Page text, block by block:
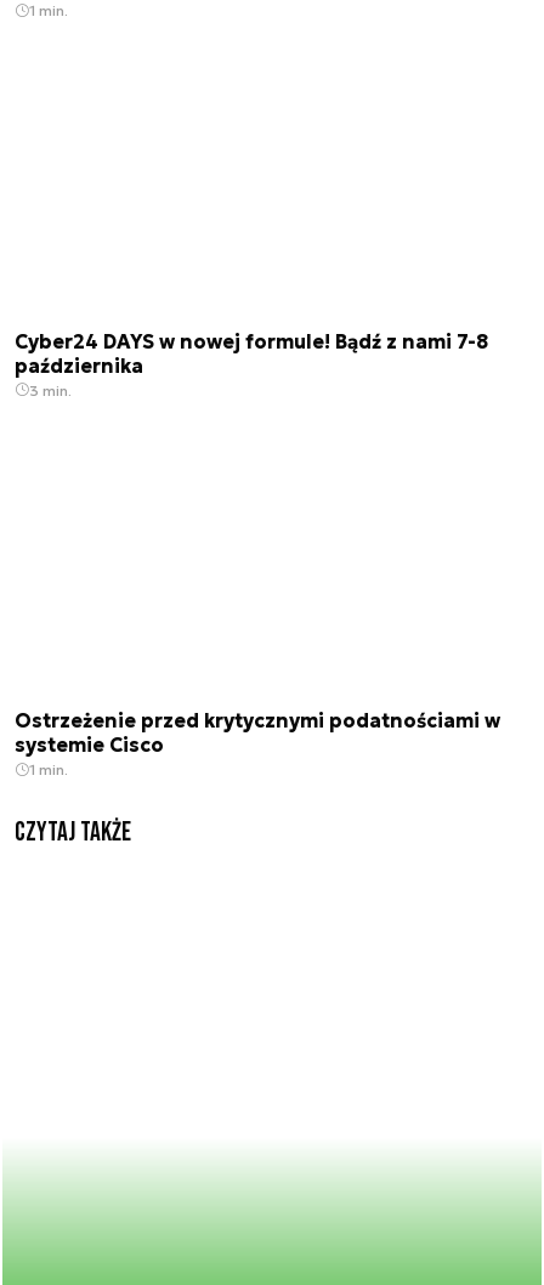
1 min.
Cyber24 DAYS w nowej formule! Bądź z nami 7-8
października
3 min.
Ostrzeżenie przed krytycznymi podatnościami w
systemie Cisco
1 min.
Czytaj także